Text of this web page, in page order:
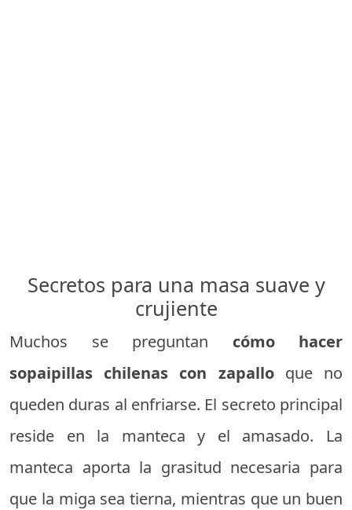
Secretos para una masa suave y
crujiente
Muchos se preguntan cómo hacer
sopaipillas chilenas con zapalloque no
queden duras al enfriarse. El secreto principal
reside en la manteca y el amasado. La
manteca aporta la grasitud necesaria para
que la miga sea tierna, mientras que un buen